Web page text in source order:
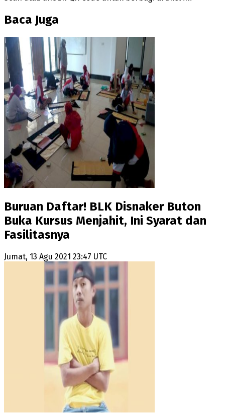
Baca Juga
Buruan Daftar! BLK Disnaker Buton
Buka Kursus Menjahit, Ini Syarat dan
Fasilitasnya
Jumat, 13 Agu 2021 23:47 UTC